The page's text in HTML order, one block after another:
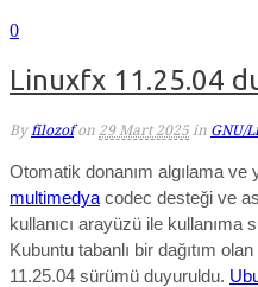
0
Linuxfx 11.25.04
By filozof on 29 Mart 2025 in GNU/
Otomatik donanım algılama ve
multimedya codec desteği ve
kullanıcı arayüzü ile
Kubuntu tabanlı bir dağıtım olan
11.25.04 sürümü duyuruldu. U